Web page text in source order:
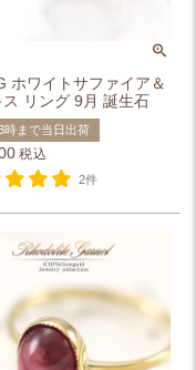
ホワイトサファイア＆
ス リング 9月 誕生石
時まで当日出荷
税込
2件